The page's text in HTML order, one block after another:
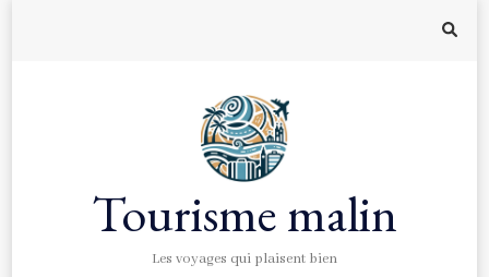
Tourisme malin
Les voyages qui plaisent bien